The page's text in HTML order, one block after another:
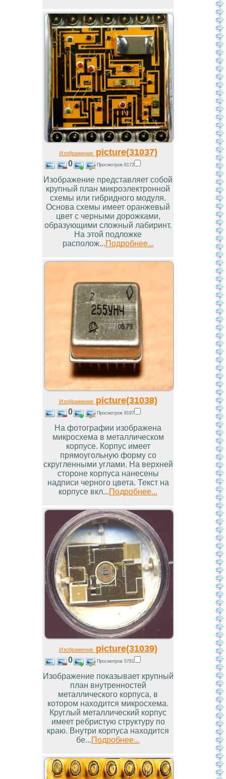
Изображениеpicture(31037)
0 Просмотров 6172
Изображение представляет собой
крупный план микроэлектронной
схемы или гибридного модуля.
Основа схемы имеет оранжевый
цвет с черными дорожками,
образующими сложный лабиринт.
На этой подложке
располож...Подробнее...
Изображениеpicture(31038)
0 Просмотров 9197
На фотографии изображена
микросхема в металлическом
корпусе. Корпус имеет
прямоугольную форму со
скругленными углами. На верхней
стороне корпуса нанесены
надписи черного цвета. Текст на
корпусе вкл...Подробнее...
Изображениеpicture(31039)
0 Просмотров 5781
Изображение показывает крупный
план внутренностей
металлического корпуса, в
котором находится микросхема.
Круглый металлический корпус
имеет ребристую структуру по
краю. Внутри корпуса находится
бе...Подробнее...